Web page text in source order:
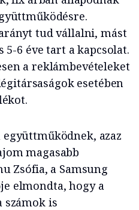
tud vállalni, mást
6 éve tart a kapcsolat.
a reklámbevételeket
esetében
együttműködnek, azaz
magasabb
Zsófia, a Samsung
elmondta, hogy a
számok is